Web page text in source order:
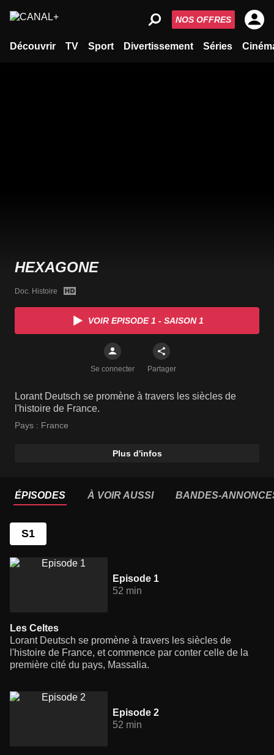
Découvrir TV Sport Divertissement Séries
NOS OFFRES
HEXAGONE
Doc. Histoire
VOIR EPISODE 1 - SAISON 1
Se connecter Partager
Lorant Deutsch se promène à travers les siècles de
l'histoire de France.
Pays : France
Plus d'infos
ÉPISODES À VOIR AUSSI BANDES-
S1
Episode 1
52 min
Les Celtes
Lorant Deutsch se promène à travers les siècles de
l'histoire de France, et commence par conter celle de la
première cité du pays, Massalia.
Episode 2
52 min